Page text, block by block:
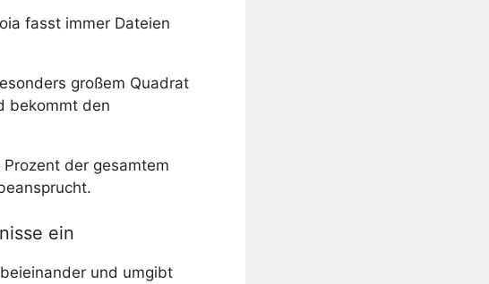
fasst immer Dateien
großem Quadrat
bekommt den
der gesamtem
ein
und umgibt